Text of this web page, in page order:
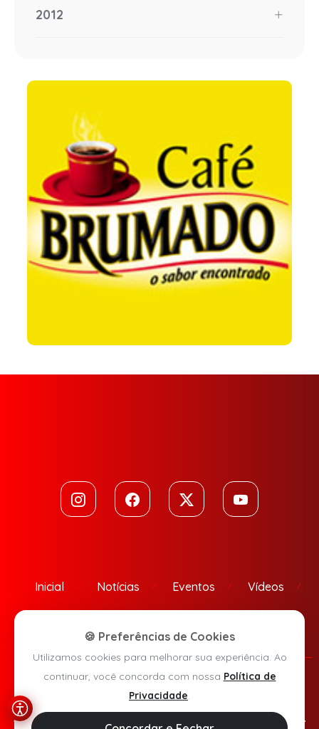
2012
Inicial Notícias Eventos Vídeos
Política de Privacidade
Agora Sudoeste © 2026 - Todos os direitos reservados.
🍪 Preferências de Cookies
Utilizamos cookies para melhorar sua experiência. Ao
continuar, você concorda com nossa Política de
Privacidade.